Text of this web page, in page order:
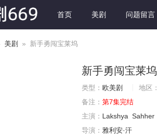
首页 美剧 问题留言
美剧 » 新手勇闯宝莱坞
新手勇闯宝莱坞
类型： 欧美剧 地区：
备注： 第7集完结
主演： Lakshya Sahher
导演： 雅利安·汗